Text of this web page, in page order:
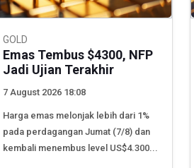
GOLD
Emas Tembus $4300, NFP
Jadi Ujian Terakhir
7 August 2026 18:08
Harga emas melonjak lebih dari 1%
pada perdagangan Jumat (7/8) dan
kembali menembus level US$4.300...